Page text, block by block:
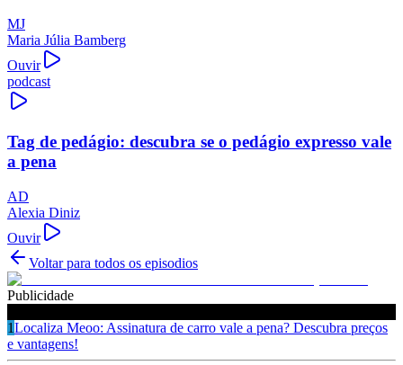
MJ
Maria Júlia Bamberg
Ouvir
podcast
Tag de pedágio: descubra se o pedágio expresso vale
a pena
AD
Alexia Diniz
Ouvir
Voltar para todos os episodios
Publicidade
1Localiza Meoo: Assinatura de carro vale a pena? Descubra preços
e vantagens!